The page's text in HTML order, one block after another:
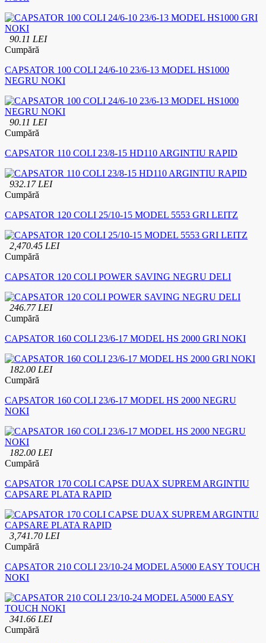
90.11 LEI
Cumpără
CAPSATOR 100 COLI 24/6-10 23/6-13 MODEL HS1000
NEGRU NOKI
90.11 LEI
Cumpără
CAPSATOR 110 COLI 23/8-15 HD110 ARGINTIU RAPID
932.17 LEI
Cumpără
CAPSATOR 120 COLI 25/10-15 MODEL 5553 GRI LEITZ
2,470.45 LEI
Cumpără
CAPSATOR 120 COLI POWER SAVING NEGRU DELI
246.77 LEI
Cumpără
CAPSATOR 160 COLI 23/6-17 MODEL HS 2000 GRI NOKI
182.00 LEI
Cumpără
CAPSATOR 160 COLI 23/6-17 MODEL HS 2000 NEGRU
NOKI
182.00 LEI
Cumpără
CAPSATOR 170 COLI CAPSE DUAX SUPREM ARGINTIU
CAPSARE PLATA RAPID
3,741.70 LEI
Cumpără
CAPSATOR 210 COLI 23/10-24 MODEL A5000 EASY TOUCH
NOKI
341.66 LEI
Cumpără